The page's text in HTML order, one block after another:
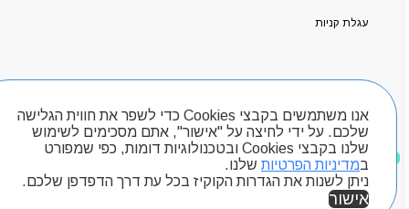
אנו משתמשים בקבצי Cookies כדי לשפר את חווית הגלישה
שלכם. על ידי לחיצה על "אישור", אתם מסכימים לשימוש
שלנו בקבצי Cookies ובטכנולוגיות דומות, כפי שמפורט
במדיניות הפרטיות שלנו.
ניתן לשנות את הגדרות הקוקיז בכל עת דרך הדפדפן שלכם.
אישור
עגלת קניות
חיפוש מוצרים
מוצרים שאהבתי
יצירת קשר
מותגים